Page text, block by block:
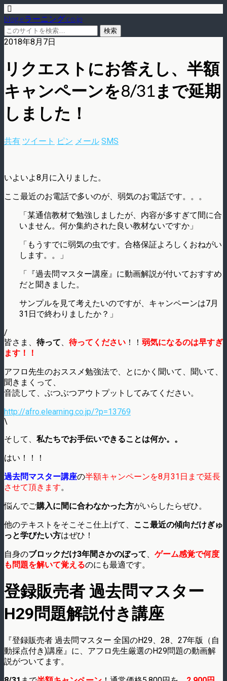
blog.eラーニング.co.jp
2018年8月7日
リクエストにお答えし、半額
キャンペーンを8/31まで延期
しました！
共有 ツイート ピン メール SMS
いよいよ8月に入りました。
ここ最近のお電話で多いのが、弱気のお電話です。。。
「某通信教材で勉強しましたが、内容が多すぎて間に合
いません。何か集約された良い教材ないですか」
「もうすでに弱気の虫です。合格保証よろしくおねがい
します。。」
「『過去問マスター講座』に動画解説が付いておすすめ
だと聞きました。
サンプルを見て考えたいのですが、キャンペーンは7月
31日で終わりましたか？」
/
皆さま、 待って、 待ってください ！！ 弱気になるのは早すぎ
ます！！
アフロ先生のおススメ勉強法で、とにかく聞いて、聞いて、
聞きまくって、
音読して、ぶつぶつアウトプットしてみてください。
http://afro.elearning.co.jp/?p=13769
\
そして、 私たちでお手伝いできることは何か。。
はい！！！
過去問マスター講座の半額キャンペーンを8月31日まで延長
させて頂きます。
悩んでご購入に間に合わなかった方がいらしたらぜひ。
他のテキストをそこそこ仕上げて、 ここ最近の傾向だけぎゅ
っと学びたい方はぜひ！
自身のブロックだけ3年間さかのぼって、 ゲーム感覚で何度
も問題を解いて覚えるのにも最適です。
登録販売者 過去問マスター
H29問題解説付き講座
『登録販売者 過去問マスター 全国のH29、28、27年版（自
動採点付き)講座』に、アフロ先生厳選のH29問題の動画解
説がついてます。